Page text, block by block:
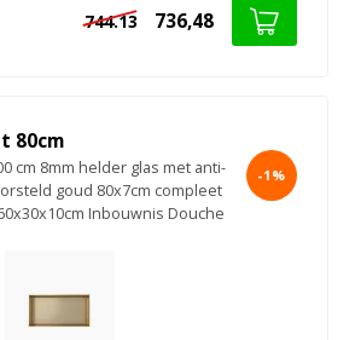
744.13 736,48
80cm
cm 8mm helder glas met anti-
goud 80x7cm compleet
Inbouwnis Douche
-1%